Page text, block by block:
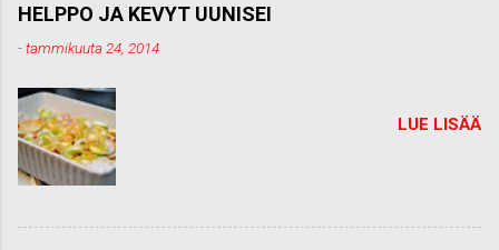
HELPPO JA KEVYT UUNISEI
-tammikuuta 24, 2014
LUE LISÄÄ